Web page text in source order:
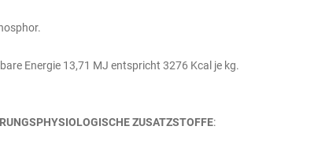
Energie 13,71 MJ entspricht 3276 Kcal je kg.
ZUSATZSTOFFE: